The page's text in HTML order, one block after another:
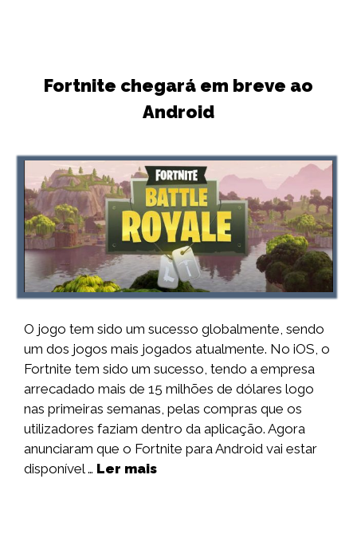
Fortnite chegará em breve ao
Android
O jogo tem sido um sucesso globalmente, sendo
um dos jogos mais jogados atualmente. No iOS, o
Fortnite tem sido um sucesso, tendo a empresa
arrecadado mais de 15 milhões de dólares logo
nas primeiras semanas, pelas compras que os
utilizadores faziam dentro da aplicação. Agora
anunciaram que o Fortnite para Android vai estar
disponível … Ler mais